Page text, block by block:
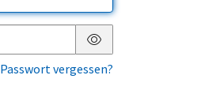
Passwort anzeigen
Passwort vergessen?